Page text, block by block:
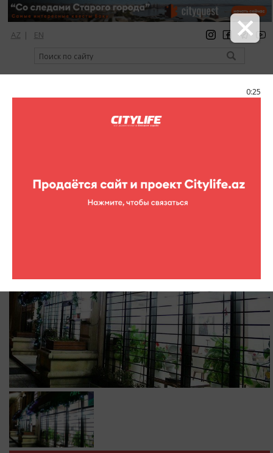
0:25
AZ | EN
регистрация вход Citylife Magazine
White City Lounge